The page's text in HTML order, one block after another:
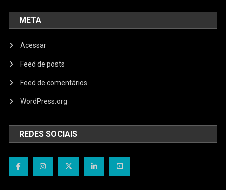
META
Acessar
Feed de posts
Feed de comentários
WordPress.org
REDES SOCIAIS